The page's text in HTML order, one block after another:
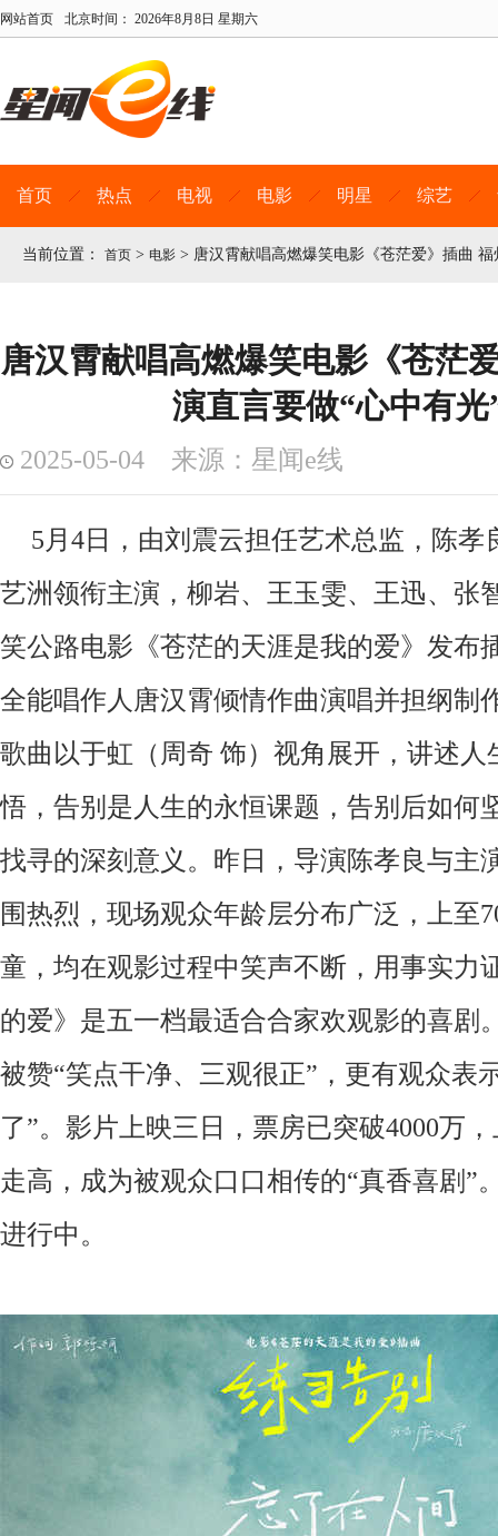
网站首页 北京时间： 2026年8月8日 星期六
首页 热点 电视 电影 明星 综艺
当前位置： 首页 > 电影 > 唐汉霄献唱高燃爆笑电影《苍茫爱》插曲
唐汉霄献唱高燃爆笑电影《苍茫
演直言要做“心中有光
2025-05-04 来源：星闻e线
5 月 4日， 由刘震云担任艺术总监，陈孝
艺洲领衔主演，柳岩、王玉雯、王迅、张
笑公路电影《苍茫的天涯是我的爱》 发布
全能唱作人唐汉霄倾情作曲演唱并担纲制
歌曲以于虹（周奇 饰）视角展开，讲述人
悟，告别是人生的永恒课题，告别后如何
找寻的深刻意义。 昨日，导演陈孝良与主
围热烈，现场观众年龄层分布广泛，上至
童，均在观影过程中笑声不断，用事实力
的爱》 是五一档最适合合家欢观影的喜剧
被赞“笑点干净、三观很正”，更有观众表
了”。影片上映三日，票房已突破4000万
走高，成为被观众口口相传的“真香喜剧”
进行中。